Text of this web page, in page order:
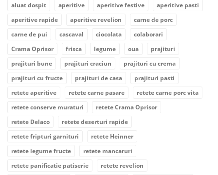
aluat dospit aperitive aperitive festive
aperitive pasti
aperitive rapide
aperitive revelion
carne de porc
carne de pui
cascaval ciocolata
colaborari
Crama Oprisor
frisca legume oua
prajituri
prajituri bune
prajituri craciun
prajituri cu crema
prajituri cu fructe
prajituri de casa
prajituri pasti
retete aperitive
retete carne pasare
retete carne porc vita
retete conserve muraturi
retete Crama Oprisor
retete Delaco
retete deserturi rapide
retete fripturi garnituri
retete Heinner
retete legume fructe
retete mancaruri
retete panificatie patiserie
retete revelion